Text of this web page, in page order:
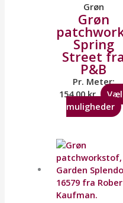
Grøn
Grøn
Spring
Street fra
P&B
Pr. Meter:
154,00kr.
muligheder